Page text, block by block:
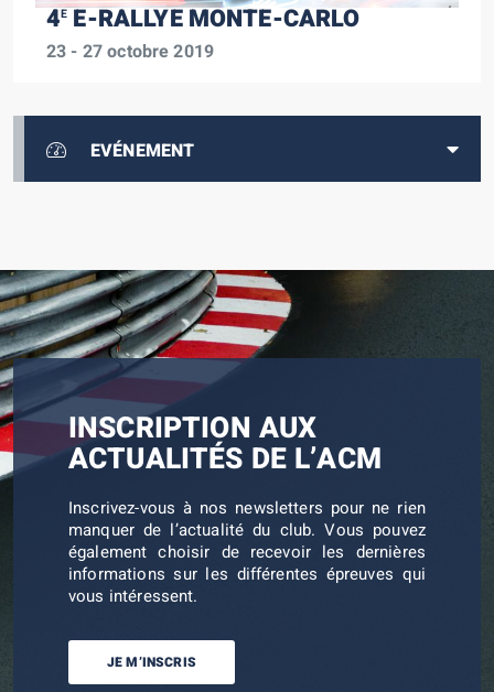
4EE-RALLYE MONTE-CARLO
23 - 27 octobre 2019
EVÉNEMENT
INSCRIPTION AUX
ACTUALITÉS DE L’ACM
Inscrivez-vous à nos newsletters pour ne rien
manquer de l’actualité du club. Vous pouvez
également choisir de recevoir les dernières
informations sur les différentes épreuves qui
vous intéressent.
JE M’INSCRIS